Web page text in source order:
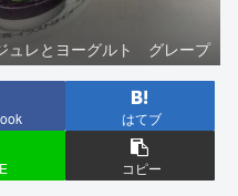
ュレとヨーグルト グレープ
はてブ
コピー